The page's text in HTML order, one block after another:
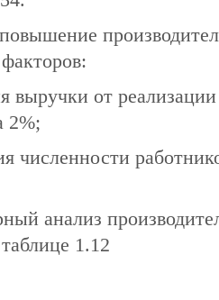
выручки от
2%;
численности
анализ
1.12